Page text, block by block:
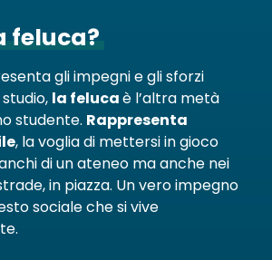
feluca?
gli impegni e gli sforzi
la felucaè l’altra metà
studente. Rappresenta
, la voglia di mettersi in gioco
di un ateneo ma anche nei
in piazza. Un vero impegno
sociale che si vive